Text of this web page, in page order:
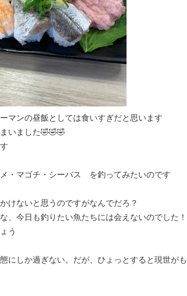
マンの昼飯としては食いすぎだと思います
いました🤣🤣🤣
マゴチ・シーバス を釣ってみたいのです
けないと思うのですがなんでだろ？
、今日も釣りたい魚たちには会えないのでした！
う
しか過ぎない。だが、ひょっとすると現世が